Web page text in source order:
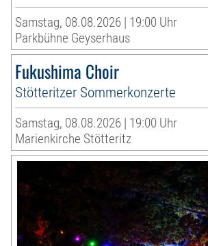
Samstag, 08.08.2026 | 19:00 Uhr
Parkbühne Geyserhaus
Fukushima Choir
Stötteritzer Sommerkonzerte
Samstag, 08.08.2026 | 19:00 Uhr
Marienkirche Stötteritz